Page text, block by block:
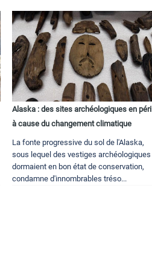
Alaska : des sites archéologiques en péril
à cause du changement climatique
La fonte progressive du sol de l'Alaska,
sous lequel des vestiges archéologiques
dormaient en bon état de conservation,
condamne d'innombrables tréso...